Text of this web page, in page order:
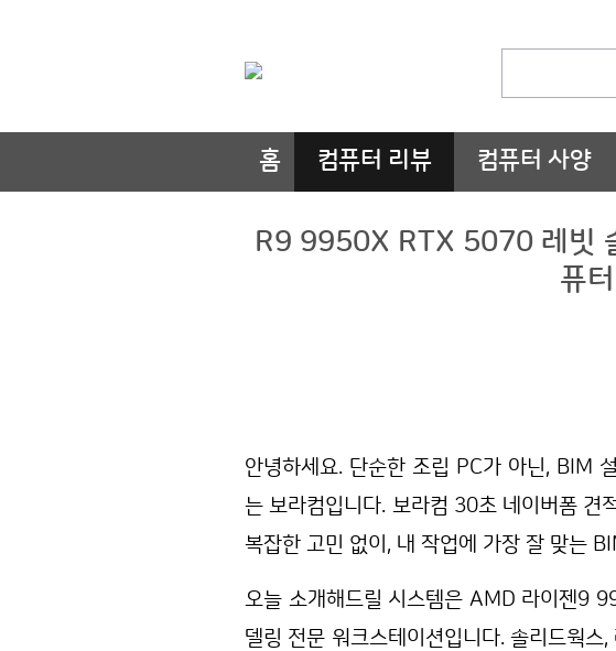
홈 컴퓨터 리뷰 컴퓨터 사양
R9 9950X RTX 5070 레빗
퓨
안녕하세요. 단순한 조립 PC가 아닌, BIM
는 보라컴입니다. 보라컴 30초 네이버폼 견
복잡한 고민 없이, 내 작업에 가장 잘 맞는
오늘 소개해드릴 시스템은 AMD 라이젠9
델링 전문 워크스테이션입니다. 솔리드웍